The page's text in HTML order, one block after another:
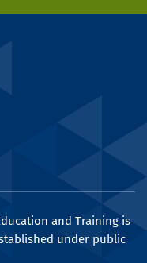
and Training is
under public